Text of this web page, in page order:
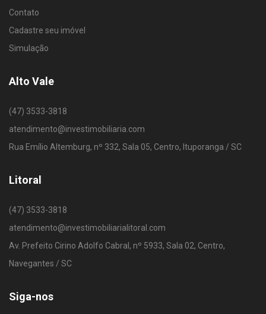
Contato
Cadastre seu imóvel
Simulação
Alto Vale
(47) 3533-3818
atendimento@investimobiliaria.com
Rua Emílio Altemburg, nº 332, Sala 05, Centro, Ituporanga / SC
Litoral
(47) 3533-3818
atendimento@investimobiliarialitoral.com
Av. Prefeito Cirino Adolfo Cabral, nº 5933, Sala 02, Centro,
Navegantes / SC
Siga-nos